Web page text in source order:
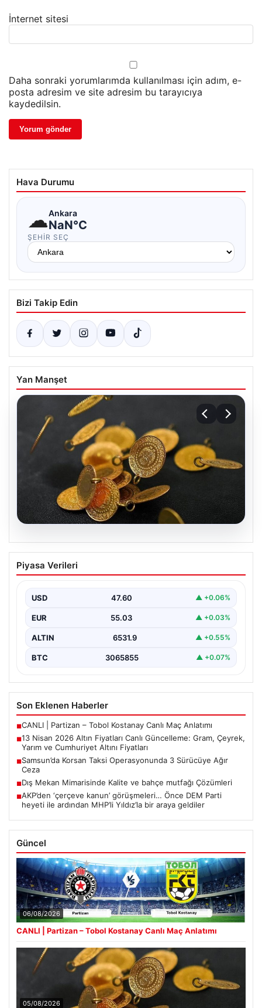
İnternet sitesi
Daha sonraki yorumlarımda kullanılması için adım, e-
posta adresim ve site adresim bu tarayıcıya
kaydedilsin.
Hava Durumu
☁Ankara
NaN°C
ŞEHIR SEÇ
Bizi Takip Edin
Yan Manşet
13 Nisan 2026 Altın Fiyatları Canlı
Güncelleme: Gram, Çeyrek, Yarım ve
Altın piyasalarda hafta başında tansiyon yükseldi. ABD
beklenen…
Piyasa Verileri
USD 47.60 ▲ +0.06%
EUR 55.03 ▲ +0.03%
ALTIN 6531.9 ▲ +0.55%
BTC 3065855 ▲ +0.07%
Son Eklenen Haberler
■CANLI | Partizan – Tobol Kostanay Canlı Maç Anlatımı
■13 Nisan 2026 Altın Fiyatları Canlı Güncelleme: Gram, Çeyrek,
Yarım ve Cumhuriyet Altını Fiyatları
■Samsun’da Korsan Taksi Operasyonunda 3 Sürücüye Ağır
Ceza
■Dış Mekan Mimarisinde Kalite ve bahçe mutfağı Çözümleri
■AKP’den ‘çerçeve kanun’ görüşmeleri… Önce DEM Parti
heyeti ile ardından MHP’li Yıldız’la bir araya geldiler
Güncel
06/08/2026
CANLI | Partizan – Tobol Kostanay Canlı Maç Anlatımı
05/08/2026